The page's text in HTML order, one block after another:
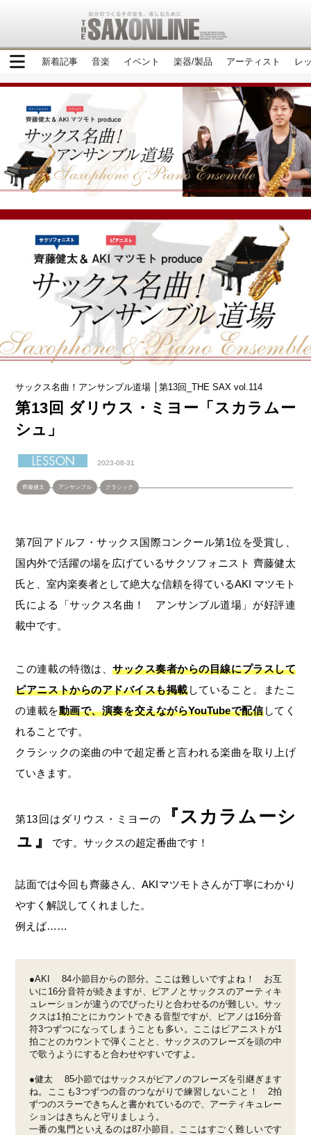
新着記事 音楽 イベント 楽器/製品 アーティスト レ
サックス名曲！アンサンブル道場 │第13回_THE SAX vol.114
第13回 ダリウス・ミヨー「スカラムー
シュ」
2023-08-31
齊藤健太 アンサンブル クラシック
第7回アドルフ・サックス国際コンクール第1位を受賞し、
国内外で活躍の場を広げているサクソフォニスト 齊藤健太
氏と、室内楽奏者として絶大な信頼を得ているAKI マツモト
氏による「サックス名曲！ アンサンブル道場」が好評連
載中です。
この連載の特徴は、サックス奏者からの目線にプラスして
ピアニストからのアドバイスも掲載していること。またこ
の連載を動画で、演奏を交えながらYouTubeで配信してく
れることです。
クラシックの楽曲の中で超定番と言われる楽曲を取り上げ
ていきます。
第13回はダリウス・ミヨーの
『スカラムーシ
ュ』
です。サックスの超定番曲です！
誌面では今回も齊藤さん、AKIマツモトさんが丁寧にわかり
やすく解説してくれました。
例えば……
●AKI 84小節目からの部分。ここは難しいですよね！ お互
いに16分音符が続きますが、ピアノとサックスのアーティキ
ュレーションが違うのでぴったりと合わせるのが難しい。サッ
クスは1拍ごとにカウントできる音型ですが、ピアノは16分音
符3つずつになってしまうことも多い。ここはピアニストが1
拍ごとのカウントで弾くことと、サックスのフレーズを頭の中
で歌うようにすると合わせやすいですよ。
●健太 85小節ではサックスがピアノのフレーズを引継ぎます
ね。ここも3つずつの音のつながりで練習しないこと！ 2拍
ずつのスラーできちんと書かれているので、アーティキュレー
ションはきちんと守りましょう。
一番の鬼門といえるのは87小節目。ここはすごく難しいです